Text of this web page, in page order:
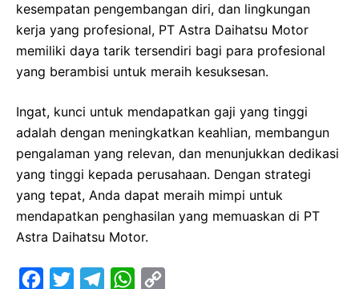
kesempatan pengembangan diri, dan lingkungan
kerja yang profesional, PT Astra Daihatsu Motor
memiliki daya tarik tersendiri bagi para profesional
yang berambisi untuk meraih kesuksesan.
Ingat, kunci untuk mendapatkan gaji yang tinggi
adalah dengan meningkatkan keahlian, membangun
pengalaman yang relevan, dan menunjukkan dedikasi
yang tinggi kepada perusahaan. Dengan strategi
yang tepat, Anda dapat meraih mimpi untuk
mendapatkan penghasilan yang memuaskan di PT
Astra Daihatsu Motor.
W